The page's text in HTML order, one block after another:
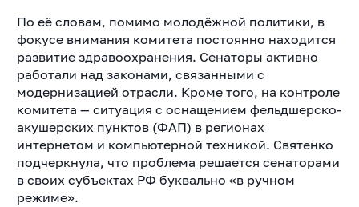
По её словам, помимо молодёжной политики, в
фокусе внимания комитета постоянно находится
развитие здравоохранения. Сенаторы активно
работали над законами, связанными с
модернизацией отрасли. Кроме того, на контроле
комитета — ситуация с оснащением фельдшерско-
акушерских пунктов (ФАП) в регионах
интернетом и компьютерной техникой. Святенко
подчеркнула, что проблема решается сенаторами
в своих субъектах РФ буквально «в ручном
режиме».